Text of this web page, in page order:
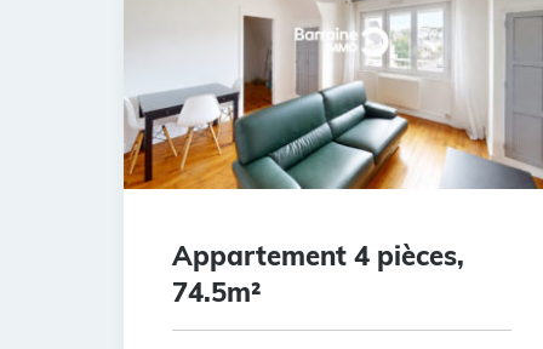
Appartement 4 pièces,
74.5m²